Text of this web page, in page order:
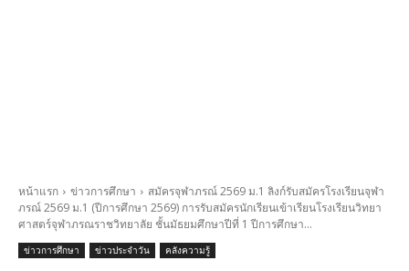
หน้าแรก ข่าวการศึกษา
สมัครจุฬาภรณ์ 2569 ม.1 ลิงก์รับสมัครโรงเรียนจุฬา
ภรณ์ 2569 ม.1 (ปีการศึกษา 2569) การรับสมัครนักเรียนเข้าเรียนโรงเรียนวิทยา
ศาสตร์จุฬาภรณราชวิทยาลัย ชั้นมัธยมศึกษาปีที่ 1 ปีการศึกษา...
ข่าวการศึกษา ข่าวประจำวัน คลังความรู้